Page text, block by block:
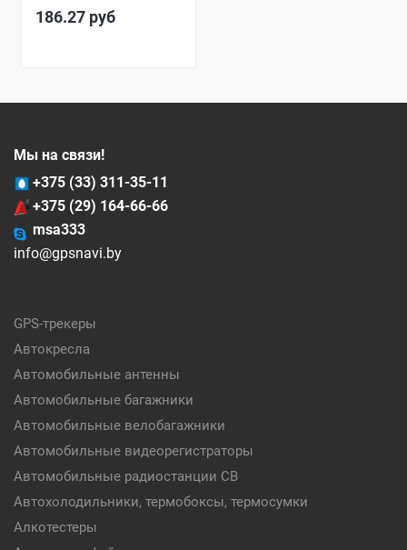
186.27 руб
Мы на связи!
+375 (33) 311-35-11
+375 (29) 164-66-66
msa333
info@gpsnavi.by
GPS-трекеры
Автокресла
Автомобильные антенны
Автомобильные багажники
Автомобильные велобагажники
Автомобильные видеорегистраторы
Автомобильные радиостанции CB
Автохолодильники, термобоксы, термосумки
Алкотестеры